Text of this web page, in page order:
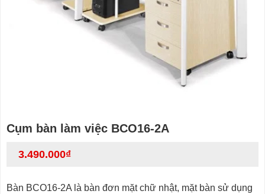
Cụm bàn làm việc BCO16-2A
3.490.000₫
Bàn BCO16-2A là bàn đơn mặt chữ nhật, mặt bàn sử dụng